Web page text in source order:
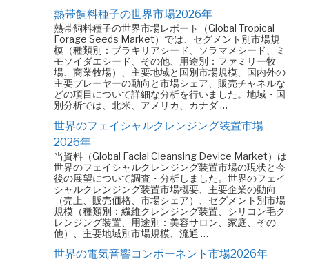
熱帯飼料種子の世界市場2026年
熱帯飼料種子の世界市場レポート（Global Tropical
Forage Seeds Market）では、セグメント別市場規
模（種類別：ブラキリアシード、ソラマメシード、ミ
モソイダエシード、その他、用途別：ファミリー牧
場、商業牧場）、主要地域と国別市場規模、国内外の
主要プレーヤーの動向と市場シェア、販売チャネルな
どの項目について詳細な分析を行いました。地域・国
別分析では、北米、アメリカ、カナダ …
世界のフェイシャルクレンジング装置市場
2026年
当資料（Global Facial Cleansing Device Market）は
世界のフェイシャルクレンジング装置市場の現状と今
後の展望について調査・分析しました。世界のフェイ
シャルクレンジング装置市場概要、主要企業の動向
（売上、販売価格、市場シェア）、セグメント別市場
規模（種類別：繊維クレンジング装置、シリコン毛ク
レンジング装置、用途別：美容サロン、家庭、その
他）、主要地域別市場規模、流通 …
世界の電気音響コンポーネント市場2026年